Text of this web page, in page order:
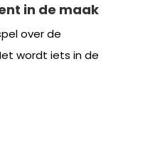
in de maak
over de
wordt iets in de